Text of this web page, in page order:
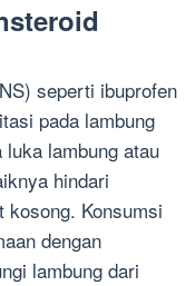
seperti ibuprofen
pada lambung
lambung atau
hindari
kosong. Konsumsi
dengan
lambung dari